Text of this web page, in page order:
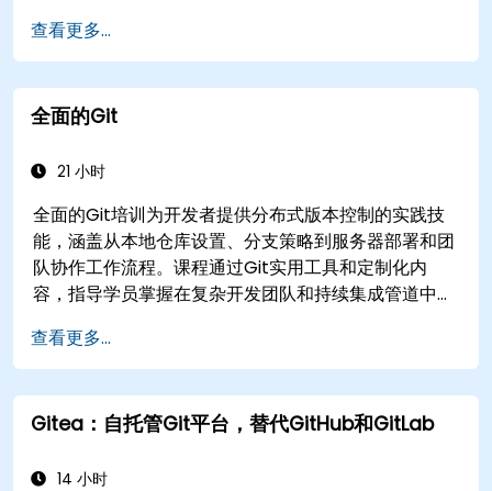
查看更多...
全面的Git
21 小时
全面的Git培训为开发者提供分布式版本控制的实践技
能，涵盖从本地仓库设置、分支策略到服务器部署和团
队协作工作流程。课程通过Git实用工具和定制化内
容，指导学员掌握在复杂开发团队和持续集成管道中管
查看更多...
Gitea：自托管Git平台，替代GitHub和GitLab
14 小时